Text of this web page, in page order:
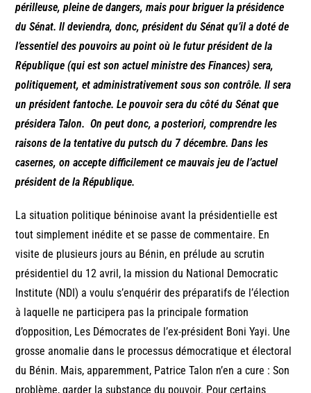
périlleuse, pleine de dangers, mais pour briguer la présidence
du Sénat. Il deviendra, donc, président du Sénat qu’il a doté de
l’essentiel des pouvoirs au point où le futur président de la
République (qui est son actuel ministre des Finances) sera,
politiquement, et administrativement sous son contrôle. Il sera
un président fantoche. Le pouvoir sera du côté du Sénat que
présidera Talon. On peut donc, a posteriori, comprendre les
raisons de la tentative du putsch du 7 décembre. Dans les
casernes, on accepte difficilement ce mauvais jeu de l’actuel
président de la République.
La situation politique béninoise avant la présidentielle est
tout simplement inédite et se passe de commentaire. En
visite de plusieurs jours au Bénin, en prélude au scrutin
présidentiel du 12 avril, la mission du National Democratic
Institute (NDI) a voulu s’enquérir des préparatifs de l’élection
à laquelle ne participera pas la principale formation
d’opposition, Les Démocrates de l’ex-président Boni Yayi. Une
grosse anomalie dans le processus démocratique et électoral
du Bénin. Mais, apparemment, Patrice Talon n’en a cure : Son
problème, garder la substance du pouvoir. Pour certains